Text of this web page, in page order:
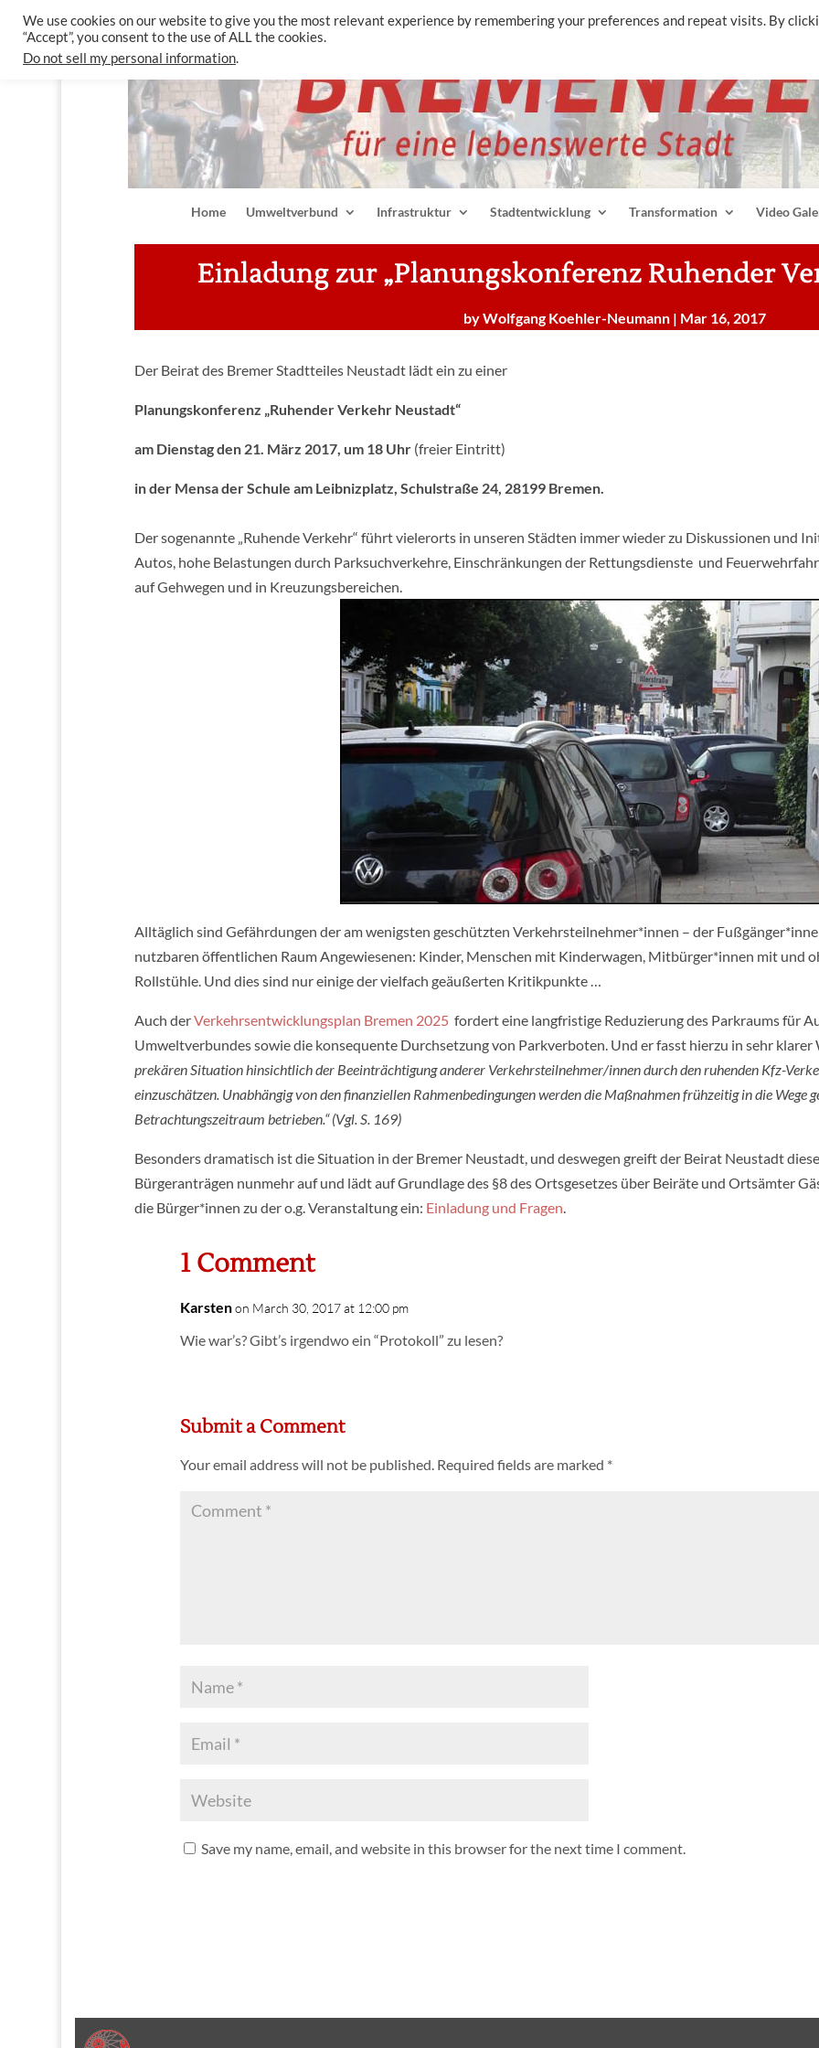
Home Umweltverbund Infrastruktur Stadtentwicklung Transformation Video
Einladung zur „Planungskonferenz Ruhender
byWolfgang Koehler-Neumann| Mar 16, 2017
Der Beirat des Bremer Stadtteiles Neustadt lädt ein zu einer
Planungskonferenz „Ruhender Verkehr Neustadt“
am Dienstag den 21. März 2017, um 18 Uhr (freier Eintritt)
in der Mensa der Schule am Leibnizplatz, Schulstraße 24, 28199 Bremen.
Der sogenannte „Ruhende Verkehr“ führt vielerorts in unseren Städten immer wieder zu Diskussionen und
Autos, hohe Belastungen durch Parksuchverkehre, Einschränkungen der Rettungsdienste und
auf Gehwegen und in Kreuzungsbereichen.
Alltäglich sind Gefährdungen der am wenigsten geschützten Verkehrsteilnehmer*innen – der
nutzbaren öffentlichen Raum Angewiesenen: Kinder, Menschen mit Kinderwagen, Mitbürger*innen mit und
Rollstühle. Und dies sind nur einige der vielfach geäußerten Kritikpunkte …
Auch derVerkehrsentwicklungsplan Bremen 2025 fordert eine langfristige Reduzierung des Parkraums für
Umweltverbundes sowie die konsequente Durchsetzung von Parkverboten. Und er fasst hierzu in sehr klarer
prekären Situation hinsichtlich der Beeinträchtigung anderer Verkehrsteilnehmer/innen durch den ruhenden Kfz-
einzuschätzen. Unabhängig von den finanziellen Rahmenbedingungen werden die Maßnahmen frühzeitig in die Wege
Betrachtungszeitraum betrieben.“ (Vgl. S. 169)
Besonders dramatisch ist die Situation in der Bremer Neustadt, und deswegen greift der Beirat Neustadt
Bürgeranträgen nunmehr auf und lädt auf Grundlage des §8 des Ortsgesetzes über Beiräte und Ortsämter
die Bürger*innen zu der o.g. Veranstaltung ein: Einladung und Fragen.
1 Comment
Karstenon March 30, 2017 at 12:00 pm
Wie war’s? Gibt’s irgendwo ein “Protokoll” zu lesen?
Submit a Comment
Your email address will not be published. Required fields are marked *
Save my name, email, and website in this browser for the next time I comment.
We use cookies on our website to give you the most relevant experience by remembering your preferences and repeat visits. By
“Accept”, you consent to the use of ALL the cookies.
Do not sell my personal information.